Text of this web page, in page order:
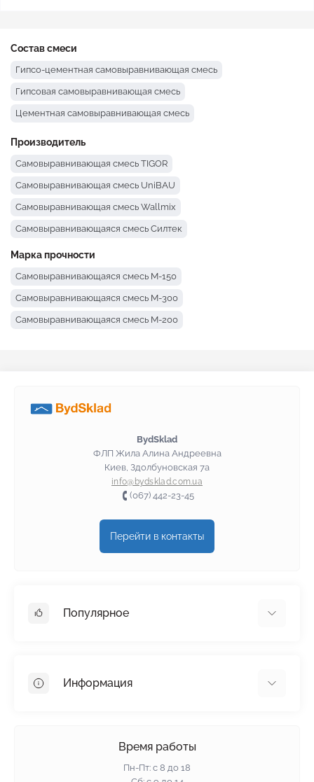
Состав смеси
Гипсо-цементная самовыравнивающая смесь
Гипсовая самовыравнивающая смесь
Цементная самовыравнивающая смесь
Производитель
Самовыравнивающая смесь TIGOR
Самовыравнивающая смесь UniBAU
Самовыравнивающая смесь Wallmix
Самовыравнивающаяся смесь Силтек
Самовыравнивающаяся смесь Крайзель
Самовыравнивающаяся смесь Полимин
Самовыравнивающая смесь Момент
Самовыравнивающая смесь BUDMAJSTER
Самовыравнивающаяся смесь Anserglob
Марка прочности
Самовыравнивающаяся смесь М-150
Самовыравнивающаяся смесь М-300
Самовыравнивающаяся смесь М-200
BydSklad
ФЛП Жила Алина Андреевна
Киев, Здолбуновская 7а
info@bydsklad.com.ua
(067) 442-23-45
Перейти в контакты
Популярное
Пенопласт
Информация
Время работы
Пн-Пт: с 8 до 18